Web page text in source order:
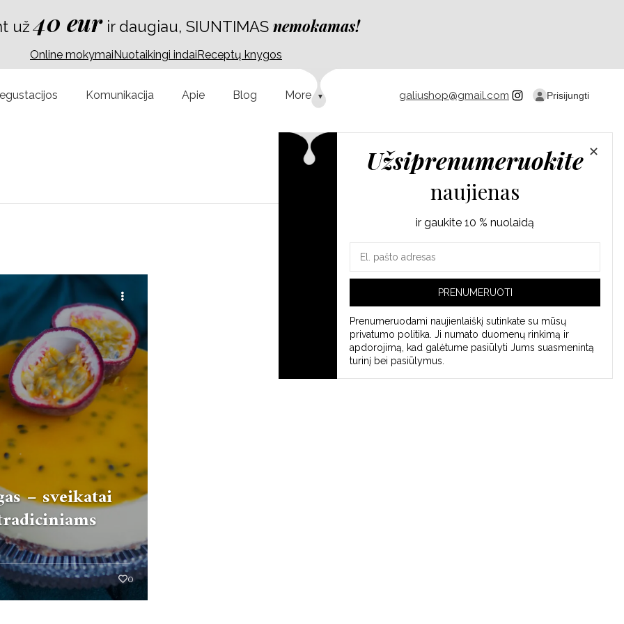
už40 eurir daugiau, SIUNTIMAS nemokamas!
Online mokymaiNuotaikingi indaiReceptų knygos
Komunikacija Apie Blog More galiushop@gmail.com Prisijungti
– sveikatai
0
✕
Užsiprenumeruokite
naujienas
ir gaukite 10 % nuolaidą
Jūsų
el.
PRENUMERUOTI
Prenumeruodami naujienlaiškį sutinkate su mūsų
privatumo politika . Ji numato duomenų rinkimą ir
apdorojimą, kad galėtume pasiūlyti Jums suasmenintą
turinį bei pasiūlymus.